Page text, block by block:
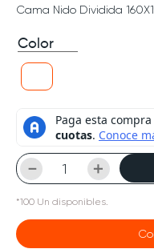
Cama Nido Dividida
Color
＋
－
*100 Un disponibles.